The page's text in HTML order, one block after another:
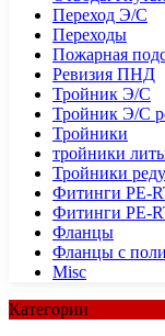
Переход Э/С
Переходы
Пожарная
Ревизия ПНД
Тройник Э/С
Тройник Э/С
Тройники
тройники
Тройники
Фитинги PE-
Фитинги PE-
Фланцы
Фланцы с
Misc
Категории